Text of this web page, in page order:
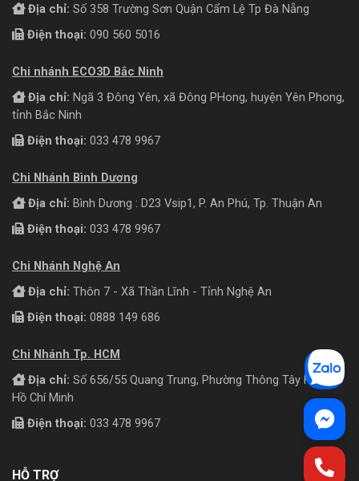
Địa chỉ: Số 358 Trường Sơn Quận Cẩm Lệ Tp Đà Nẵng
Điện thoại: 090 560 5016
Chi nhánh ECO3D Bắc Ninh
Địa chỉ: Ngã 3 Đông Yên, xã Đông PHong, huyện Yên Phong,
tỉnh Bắc Ninh
Điện thoại: 033 478 9967
Chi Nhánh Bình Dương
Địa chỉ: Bình Dương : D23 Vsip1, P. An Phú, Tp. Thuận An
Điện thoại: 033 478 9967
Chi Nhánh Nghệ An
Địa chỉ: Thôn 7 - Xã Thần Lĩnh - Tỉnh Nghệ An
Điện thoại: 0888 149 686
Chi Nhánh Tp. HCM
Địa chỉ: Số 656/55 Quang Trung, Phường Thông Tây Hội, TP
Hồ Chí Minh
Điện thoại: 033 478 9967
HỖ TRỢ